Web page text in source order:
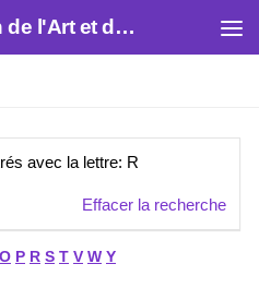
Association Promotion de l'Art et des Artistes
avec la lettre: R
Effacer la recherche
O P R S T V W Y